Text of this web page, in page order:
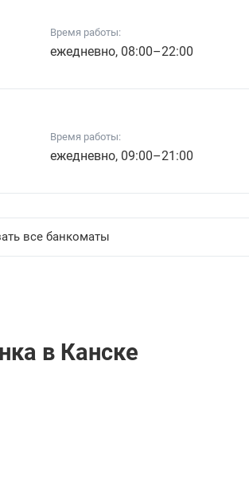
Время работы:
ежедневно, 08:00–22:00
Время работы:
ежедневно, 09:00–21:00
все банкоматы
в Канске